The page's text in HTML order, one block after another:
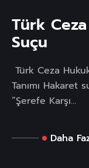
Türk
Suçu
Türk Ceza
Tanımı Hakaret
“Şerefe Karşı...
Daha